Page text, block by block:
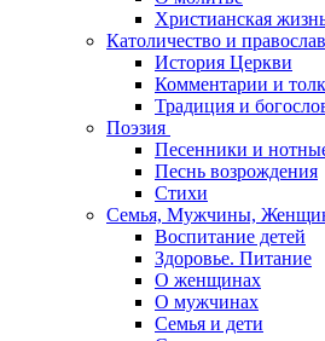
Христианская
Католичество и
История Церкви
Комментарии и
Традиция и
Поэзия
Песенники и
Песнь возрождения
Стихи
Семья, Мужчины,
Воспитание детей
Здоровье. Питание
О женщинах
О мужчинах
Семья и дети